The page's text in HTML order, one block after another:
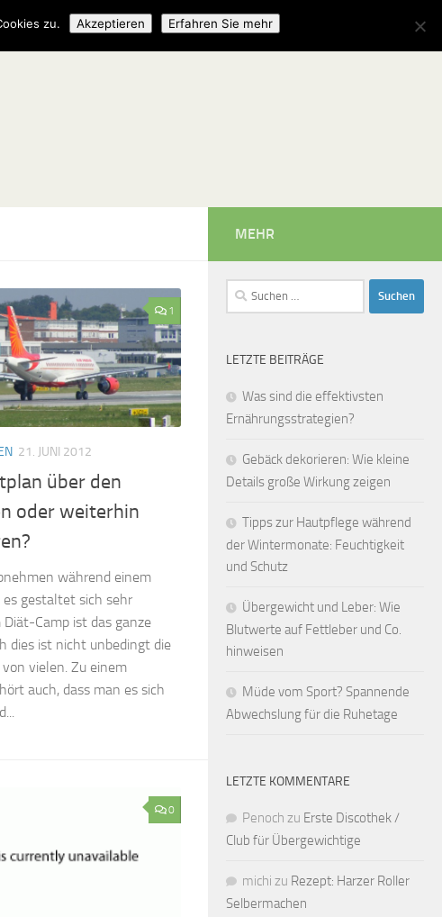
1
21. JUNI 2012
über den
oder weiterhin
während einem
es gestaltet sich sehr
Camp ist das ganze
dies ist nicht unbedingt die
vielen. Zu einem
auch, dass man es sich
0
MEHR
Suchen
nach:
LETZTE BEITRÄGE
Was sind die effektivsten
Ernährungsstrategien?
Gebäck dekorieren: Wie kleine
Details große Wirkung zeigen
Tipps zur Hautpflege während
der Wintermonate: Feuchtigkeit
und Schutz
Übergewicht und Leber: Wie
Blutwerte auf Fettleber und Co.
hinweisen
Müde vom Sport? Spannende
Abwechslung für die Ruhetage
LETZTE KOMMENTARE
Penoch zu Erste Discothek /
Club für Übergewichtige
michi zu Rezept: Harzer Roller
Selbermachen
zu. Akzeptieren Erfahren Sie mehr